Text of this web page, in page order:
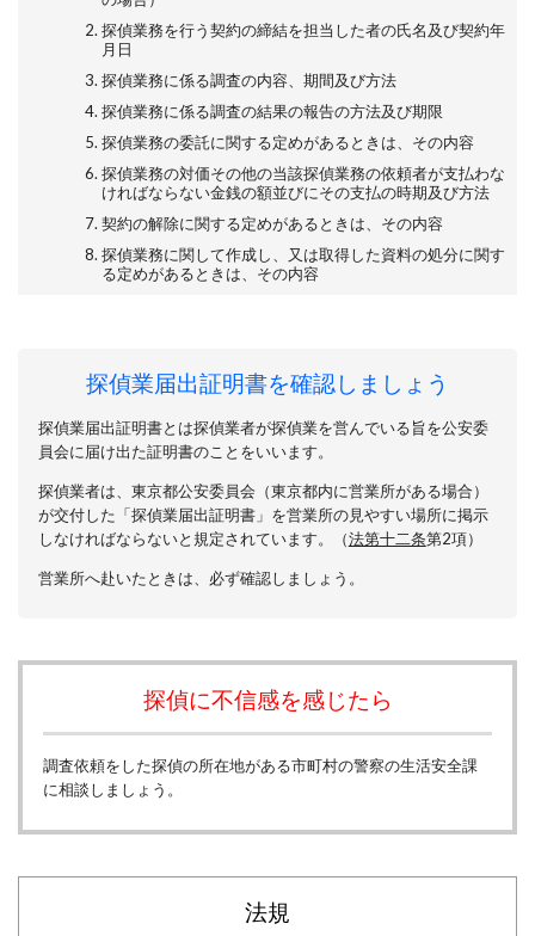
探偵業務を行う契約の締結を担当した者の氏名及び契約年
月日
探偵業務に係る調査の内容、期間及び方法
探偵業務に係る調査の結果の報告の方法及び期限
探偵業務の委託に関する定めがあるときは、その内容
探偵業務の対価その他の当該探偵業務の依頼者が支払わな
ければならない金銭の額並びにその支払の時期及び方法
契約の解除に関する定めがあるときは、その内容
探偵業務に関して作成し、又は取得した資料の処分に関す
る定めがあるときは、その内容
探偵業届出証明書を確認しましょう
探偵業届出証明書とは探偵業者が探偵業を営んでいる旨を公安委
員会に届け出た証明書のことをいいます。
探偵業者は、東京都公安委員会（東京都内に営業所がある場合）
が交付した「探偵業届出証明書」を営業所の見やすい場所に掲示
しなければならないと規定されています。（法第十二条第2項）
営業所へ赴いたときは、必ず確認しましょう。
探偵に不信感を感じたら
調査依頼をした探偵の所在地がある市町村の警察の生活安全課
に相談しましょう。
法規